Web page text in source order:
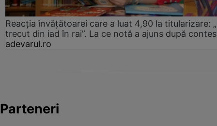
Reacția învățătoarei care a luat 4,90 la titularizare:
trecut din iad în rai”. La ce notă a ajuns după
adevarul.ro
Parteneri